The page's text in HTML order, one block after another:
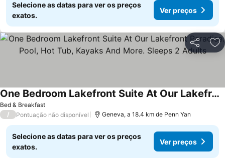
Selecione as datas para ver os preços
exatos.
Ver preços
Partilhar
Bed & Breakfast
One Bedroom Lakefront Suite At Our Lakefront Paradise. Pool, Hot Tub, Kayaks And More. Sleeps 2 Adults
Ver preços
/ Pontuação não disponível Geneva, a 18.4 km de Penn Yan
Selecione as datas para ver os preços
exatos.
Ver preços